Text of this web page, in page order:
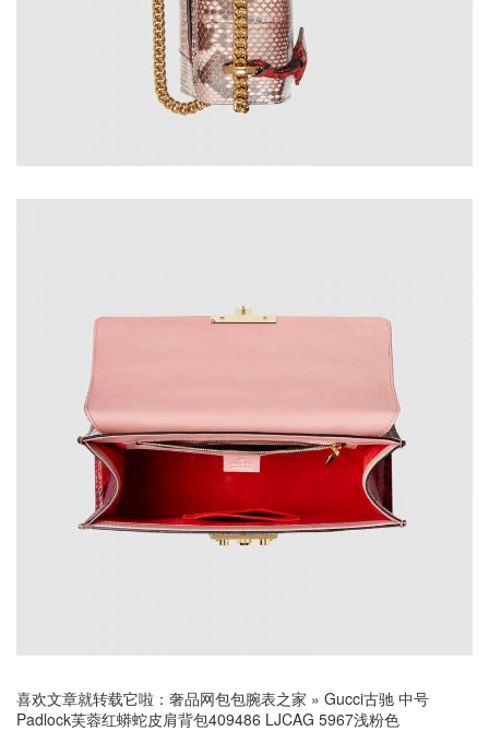
喜欢文章就转载它啦： 奢品网包包腕表之家 » Gucci古驰 中号
Padlock芙蓉红蟒蛇皮肩背包409486 LJCAG 5967浅粉色